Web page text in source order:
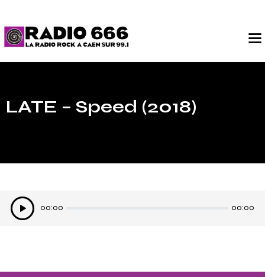
LATE – Speed (2018)
Lecteur
audio
00:00 00:00